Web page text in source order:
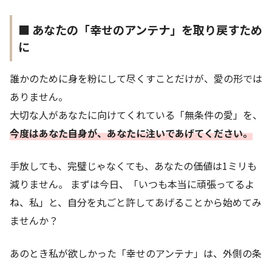
■ あなたの「幸せのアンテナ」を取り戻すため
に
誰かのために身を粉にして尽くすことだけが、愛の形では
ありません。
大切な人があなたに向けてくれている「無条件の愛」を、
今度はあなた自身が、あなたに注いであげてください。
手放しても、完璧じゃなくても、あなたの価値は1ミリも
減りません。 まずは今日、「いつも本当に頑張ってるよ
ね、私」と、自分を丸ごと許してあげることから始めてみ
ませんか？
あのとき私が欲しかった「幸せのアンテナ」は、外側の条